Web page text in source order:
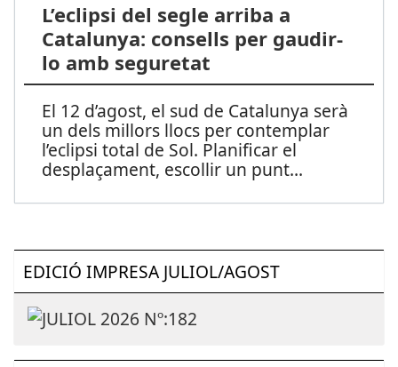
L’eclipsi del segle arriba a
Catalunya: consells per gaudir-
lo amb seguretat
El 12 d’agost, el sud de Catalunya serà
un dels millors llocs per contemplar
l’eclipsi total de Sol. Planificar el
desplaçament, escollir un punt...
EDICIÓ IMPRESA JULIOL/AGOST